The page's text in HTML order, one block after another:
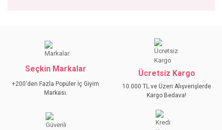
kullanarak tarafımıza iletebilirsiniz.
Görüş ve önerileriniz için teşekkür ederiz.
Ürün açıklamasında eksik bilgiler bulunuyor.
Ürün fiyatı diğer sitelerden daha pahalı.
Seçkin Markalar
+200'den Fazla Popüler İç Giyim
Markası.
Ücretsiz Kargo
10.000 TL ve Üzeri Alışverişlerde
Kargo Bedava!